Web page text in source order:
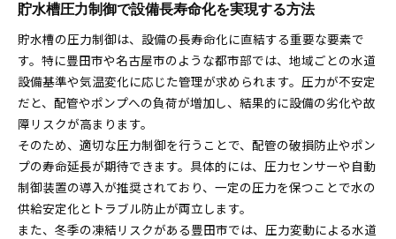
貯水槽圧力制御で設備長寿命化を実現する方法
貯水槽の圧力制御は、設備の長寿命化に直結する重要な要素で
す。特に豊田市や名古屋市のような都市部では、地域ごとの水道
設備基準や気温変化に応じた管理が求められます。圧力が不安定
だと、配管やポンプへの負荷が増加し、結果的に設備の劣化や故
障リスクが高まります。
そのため、適切な圧力制御を行うことで、配管の破損防止やポン
プの寿命延長が期待できます。具体的には、圧力センサーや自動
制御装置の導入が推奨されており、一定の圧力を保つことで水の
供給安定化とトラブル防止が両立します。
また、冬季の凍結リスクがある豊田市では、圧力変動による水道